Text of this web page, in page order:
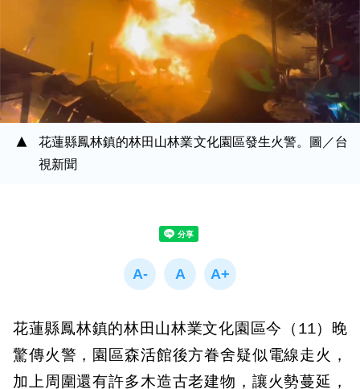
花蓮縣鳳林鎮的林田山林業文化園區發生火警。圖／台
視新聞
花蓮縣鳳林鎮的林田山林業文化園區今（11）晚
驚傳火警，園區森活館後方眷舍疑似電線走火，
加上周圍還有許多木造古老建物，讓火勢蔓延，